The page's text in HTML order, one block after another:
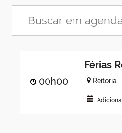
00h00
Férias
Reitoria